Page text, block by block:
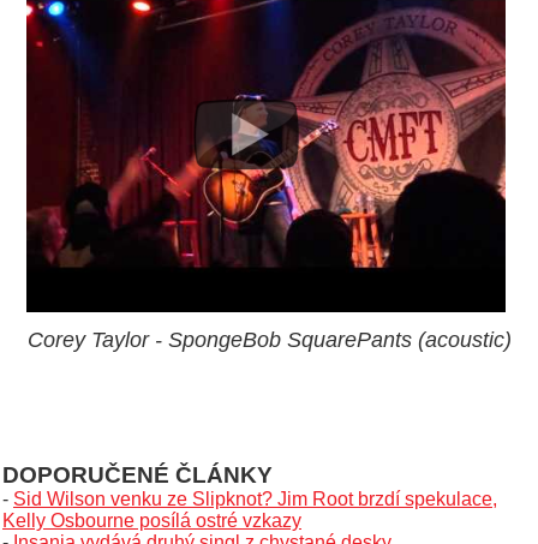
Corey Taylor - SpongeBob SquarePants (acoustic)
DOPORUČENÉ ČLÁNKY
- Sid Wilson venku ze Slipknot? Jim Root brzdí spekulace,
Kelly Osbourne posílá ostré vzkazy